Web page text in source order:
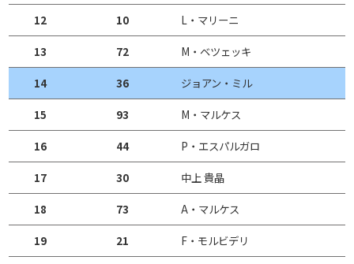
12 10 L・マリーニ
13 72 M・ベツェッキ
14 36 ジョアン・ミル
15 93 M・マルケス
16 44 P・エスパルガロ
17 30 中上 貴晶
18 73 A・マルケス
19 21 F・モルビデリ